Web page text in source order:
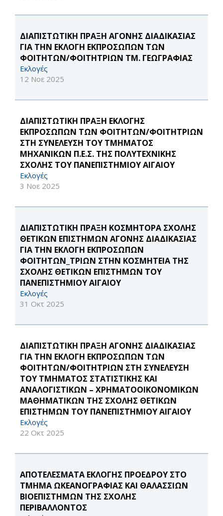
ΔΙΑΠΙΣΤΩΤΙΚΗ ΠΡΑΞΗ ΑΓΟΝΗΣ ΔΙΑΔΙΚΑΣΙΑΣ
ΓΙΑ ΤΗΝ ΕΚΛΟΓΗ ΕΚΠΡΟΣΩΠΩΝ ΤΩΝ
ΦΟΙΤΗΤΩΝ/ΦΟΙΤΗΤΡΙΩΝ ΤΜ. ΓΕΩΓΡΑΦΙΑΣ
Εκλογές
12 Νοε 2025
ΔΙΑΠΙΣΤΩΤΙΚΗ ΠΡΑΞΗ ΕΚΛΟΓΗΣ
ΕΚΠΡΟΣΩΠΩΝ ΤΩΝ ΦΟΙΤΗΤΩΝ/ΦΟΙΤΗΤΡΙΩΝ
ΣΤΗ ΣΥΝΕΛΕΥΣΗ ΤΟΥ ΤΜΗΜΑΤΟΣ
ΜΗΧΑΝΙΚΩΝ Π.Ε.Σ. ΤΗΣ ΠΟΛΥΤΕΧΝΙΚΗΣ
ΣΧΟΛΗΣ ΤΟΥ ΠΑΝΕΠΙΣΤΗΜΙΟΥ ΑΙΓΑΙΟΥ
Εκλογές
3 Νοε 2025
ΔΙΑΠΙΣΤΩΤΙΚΗ ΠΡΑΞΗ ΚΟΣΜΗΤΟΡΑ ΣΧΟΛΗΣ
ΘΕΤΙΚΩΝ ΕΠΙΣΤΗΜΩΝ ΑΓΟΝΗΣ ΔΙΑΔΙΚΑΣΙΑΣ
ΓΙΑ ΤΗΝ ΕΚΛΟΓΗ ΕΚΠΡΟΣΩΠΩΝ
ΦΟΙΤΗΤΩΝ_ΤΡΙΩΝ ΣΤΗΝ ΚΟΣΜΗΤΕΙΑ ΤΗΣ
ΣΧΟΛΗΣ ΘΕΤΙΚΩΝ ΕΠΙΣΤΗΜΩΝ ΤΟΥ
ΠΑΝΕΠΙΣΤΗΜΙΟΥ ΑΙΓΑΙΟΥ
Εκλογές
31 Οκτ 2025
ΔΙΑΠΙΣΤΩΤΙΚΗ ΠΡΑΞΗ ΑΓΟΝΗΣ ΔΙΑΔΙΚΑΣΙΑΣ
ΓΙΑ ΤΗΝ ΕΚΛΟΓΗ ΕΚΠΡΟΣΩΠΩΝ ΤΩΝ
ΦΟΙΤΗΤΩΝ/ΦΟΙΤΗΤΡΙΩΝ ΣΤΗ ΣΥΝΕΛΕΥΣΗ
ΤΟΥ ΤΜΗΜΑΤΟΣ ΣΤΑΤΙΣΤΙΚΗΣ ΚΑΙ
ΑΝΑΛΟΓΙΣΤΙΚΩΝ – ΧΡΗΜΑΤΟΟΙΚΟΝΟΜΙΚΩΝ
ΜΑΘΗΜΑΤΙΚΩΝ ΤΗΣ ΣΧΟΛΗΣ ΘΕΤΙΚΩΝ
ΕΠΙΣΤΗΜΩΝ ΤΟΥ ΠΑΝΕΠΙΣΤΗΜΙΟΥ ΑΙΓΑΙΟΥ
Εκλογές
22 Οκτ 2025
ΑΠΟΤΕΛΕΣΜΑΤΑ ΕΚΛΟΓΗΣ ΠΡΟΕΔΡΟΥ ΣΤΟ
ΤΜΗΜΑ ΩΚΕΑΝΟΓΡΑΦΙΑΣ ΚΑΙ ΘΑΛΑΣΣΙΩΝ
ΒΙΟΕΠΙΣΤΗΜΩΝ ΤΗΣ ΣΧΟΛΗΣ
ΠΕΡΙΒΑΛΛΟΝΤΟΣ